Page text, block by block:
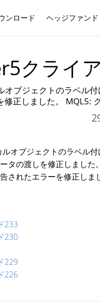
ンロード ヘッジファンド
クライ
ブジェクトのラベル
正しました。 MQL5:
オブジェクトのラベル
タの渡しを修正しました。
されたエラーを修正しま
233
230
229
226